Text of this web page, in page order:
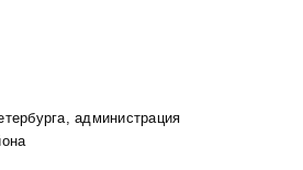
администрация